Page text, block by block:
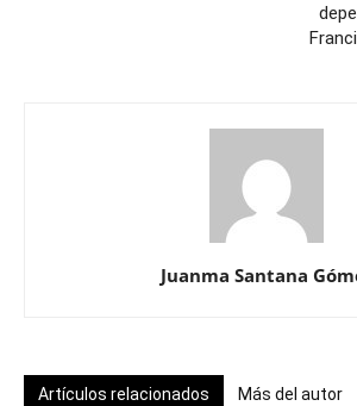
Juanma Santana
Artículos relacionados Más del autor